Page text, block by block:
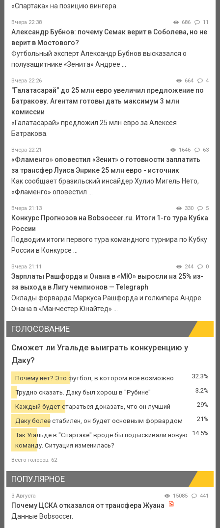
«Спартака» на позицию вингера.
Вчера 22:38 686 11
Александр Бубнов: почему Семак верит в Соболева, но не
верит в Мостового?
Футбольный эксперт Александр Бубнов высказался о
полузащитнике «Зенита» Андрее ...
Вчера 22:26 664 4
"Галатасарай" до 25 млн евро увеличил предложение по
Батракову. Агентам готовы дать максимум 3 млн
комиссии
«Галатасарай» предложил 25 млн евро за Алексея
Батракова.
Вчера 22:21 1646 63
«Фламенго» оповестил «Зенит» о готовности заплатить
за трансфер Луиса Энрике 25 млн евро - источник
Как сообщает бразильский инсайдер Хулио Мигель Нето,
«Фламенго» оповестил ...
Вчера 21:13 330 5
Конкурс Прогнозов на Bobsoccer.ru. Итоги 1-го тура Кубка
России
Подводим итоги первого тура командного турнира по Кубку
России в Конкурсе ...
Вчера 21:11 244 0
Зарплаты Рашфорда и Онана в «МЮ» выросли на 25% из-
за выхода в Лигу чемпионов — Telegraph
Оклады форварда Маркуса Рашфорда и голкипера Андре
Онана в «Манчестер Юнайтед» ...
ГОЛОСОВАНИЕ
Сможет ли Угальде выиграть конкуренцию у
Даку?
Почему нет? Это футбол, в котором все возможно 32.3%
Трудно сказать. Даку был хорош в "Рубине" 3.2%
Каждый будет стараться доказать, что он лучший 29%
Даку более стабилен, он будет основным форвардом 21%
Так Угальде в "Спартаке" вроде бы подыскивали новую
команду. Ситуация изменилась?
14.5%
Всего голосов: 62
ПОПУЛЯРНОЕ
3 Августа 15085 441
Почему ЦСКА отказался от трансфера Жуана
Данные Bobsoccer.